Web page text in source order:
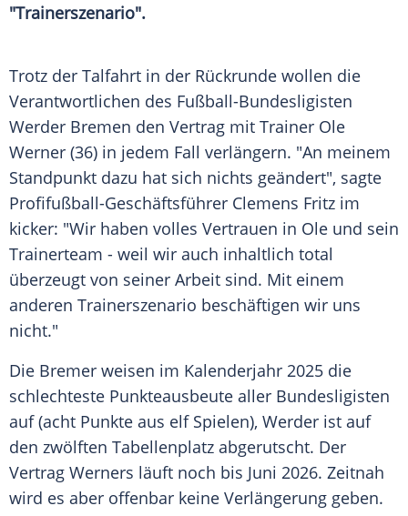
"Trainerszenario".
Trotz der Talfahrt in der Rückrunde wollen die
Verantwortlichen des Fußball-Bundesligisten
Werder Bremen den Vertrag mit Trainer Ole
Werner (36) in jedem Fall verlängern. "An meinem
Standpunkt dazu hat sich nichts geändert", sagte
Profifußball-Geschäftsführer Clemens Fritz im
kicker: "Wir haben volles Vertrauen in Ole und sein
Trainerteam - weil wir auch inhaltlich total
überzeugt von seiner Arbeit sind. Mit einem
anderen Trainerszenario beschäftigen wir uns
nicht."
Die Bremer weisen im Kalenderjahr 2025 die
schlechteste Punkteausbeute aller Bundesligisten
auf (acht Punkte aus elf Spielen), Werder ist auf
den zwölften Tabellenplatz abgerutscht. Der
Vertrag Werners läuft noch bis Juni 2026. Zeitnah
wird es aber offenbar keine Verlängerung geben.